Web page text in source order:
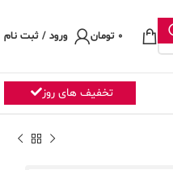
0 تومان ورود / ثبت نام
تخفیف های روز